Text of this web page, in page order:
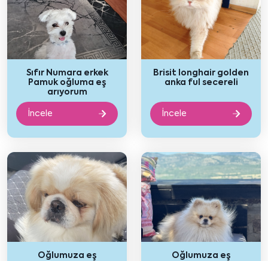
Sıfır Numara erkek
Pamuk oğluma eş
arıyorum
İncele
Brisit longhair golden
anka ful secereli
İncele
Oğlumuza eş Oğlumuza eş